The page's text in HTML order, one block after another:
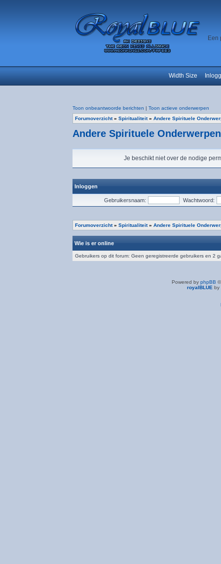
Een
Width Size
Toon onbeantwoorde berichten | Toon actieve onderwerpen
Forumoverzicht» Spiritualiteit» Andere Spirituele
Andere Spirituele Onderwerpen
Je beschikt niet over de nodige
Inloggen
Gebruikersnaam: Wachtwoord:
Forumoverzicht» Spiritualiteit» Andere Spirituele
Wie is er online
Gebruikers op dit forum: Geen geregistreerde gebruikers en 2
Powered by phpBB
royalBLUE by